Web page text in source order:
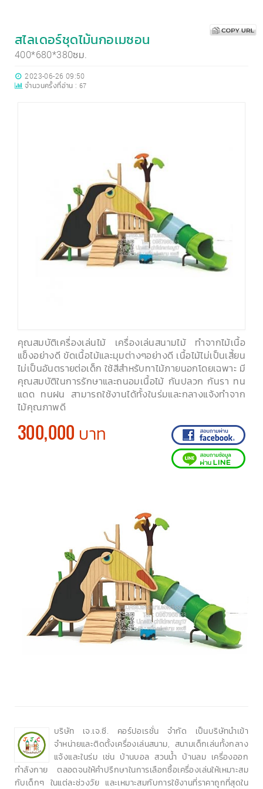
สไลเดอร์ชุดไม้นกอเมซอน
400*680*380ซม.
2023-06-26 09:50
จำนวนครั้งที่อ่าน : 67
คุณสมบัติเครื่องเล่นไม้ เครื่องเล่นสนามไม้ ทำจากไม้เนื้อ
แข็งอย่างดี ขัดเนื้อไม้และมุมต่างๆอย่างดี เนื้อไม้ไม่เป็นเสี้ยน
ไม่เป็นอันตรายต่อเด็ก ใช้สีสำหรับทาไม้ภายนอกโดยเฉพาะ มี
คุณสมบัติในการรักษาและถนอมเนื้อไม้ กันปลวก กันรา ทน
แดด ทนฝน สามารถใช้งานได้ทั้งในร่มและกลางแจ้งทำจาก
ไม้คุณภาพดี
300,000 บาท
บริษัท เจ.เจ.ซี. คอร์ปอเรชั่น จำกัด เป็นบริษัทนำเข้า
จำหน่ายและติดตั้งเครื่องเล่นสนาม, สนามเด็กเล่นทั้งกลาง
แจ้งและในร่ม เช่น บ้านบอล สวนน้ำ บ้านลม เครื่องออก
กำลังกาย ตลอดจนให้คำปรึกษาในการเลือกซื้อเครื่องเล่นให้เหมาะสม
กับเด็กๆ ในแต่ละช่วงวัย และเหมาะสมกับการใช้งานที่ราคาถูกที่สุดใน